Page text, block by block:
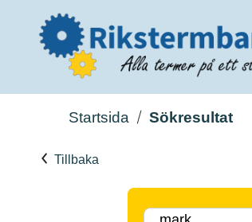
Startsida Sökresultat
Tillbaka